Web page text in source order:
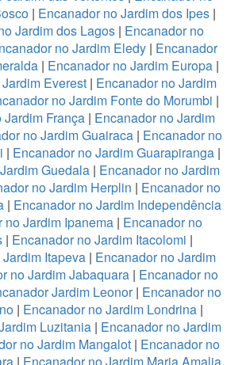
| Encanador no Jardim dos Ipes|
Jardim dos Lagos | Encanador no
no Jardim Eledy| Encanador
| Encanador no Jardim Europa|
Everest | Encanador no Jardim
no Jardim Fonte do Morumbi |
França| Encanador no Jardim
no Jardim Guairaca | Encanador no
| Encanador no Jardim Guarapiranga|
Guedala| Encanador no Jardim
no Jardim Herplin | Encanador no
| Encanador no Jardim Independência
no Jardim Ipanema | Encanador no
| Encanador no Jardim Itacolomi |
Itapeva | Encanador no Jardim
no Jardim Jabaquara| Encanador no
Jardim Leonor| Encanador no
| Encanador no Jardim Londrina |
Luzitania| Encanador no Jardim
no Jardim Mangalot| Encanador no
| Encanador no Jardim Maria Amalia